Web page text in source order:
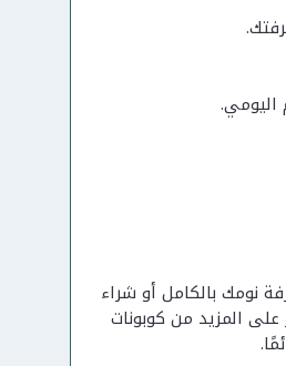
اليومي.
نومك بالكامل أو شراء
المزيد من كوبونات